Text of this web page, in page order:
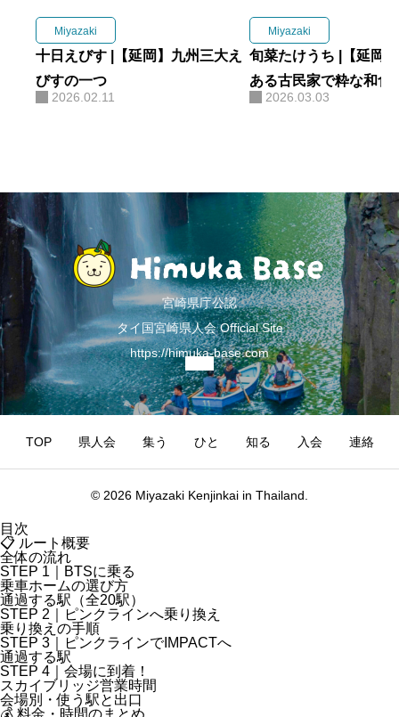
Miyazaki
十日えびす |【延岡】九州三大え
びすの一つ
2026.02.11
Miyazaki
旬菜たけうち |【延岡
ある古民家で粋な和食
る！
2026.03.03
宮崎県庁公認
タイ国宮崎県人会 Official Site
https://himuka-base.com
TOP 県人会 集う ひと 知る 入会 連絡
© 2026 Miyazaki Kenjinkai in Thailand.
目次
📋 ルート概要
全体の流れ
STEP 1｜BTSに乗る
乗車ホームの選び方
通過する駅（全20駅）
STEP 2｜ピンクラインへ乗り換え
乗り換えの手順
STEP 3｜ピンクラインでIMPACTへ
通過する駅
STEP 4｜会場に到着！
スカイブリッジ営業時間
会場別・使う駅と出口